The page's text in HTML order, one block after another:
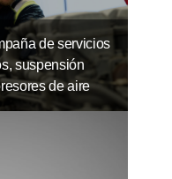
de servicios
suspensión
de aire